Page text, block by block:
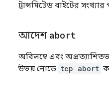
ট্রান্সমিটেড বাইটের
আদেশ abort
অবিলম্বে এবং
উভয় নোডে tcp abort